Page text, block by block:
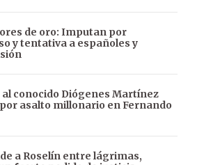
de oro: Imputan por
y tentativa a españoles y
conocido Diógenes Martínez
asalto millonario en Fernando
a Roselín entre lágrimas,